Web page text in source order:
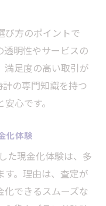
び方のポイントで
透明性やサービスの
満足度の高い取引が
の専門知識を持つ
心です。
化体験
た現金化体験は、多
す。理由は、査定が
化できるスムーズな